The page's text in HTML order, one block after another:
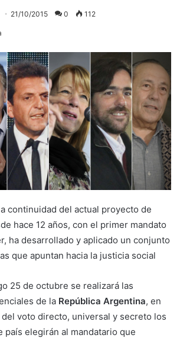
21/10/2015 0 112
continuidad del actual proyecto de
hace 12 años, con el primer mandato
ha desarrollado y aplicado un conjunto
que apuntan hacia la justicia social
25 de octubre se realizará las
de la República Argentina, en
voto directo, universal y secreto los
país elegirán al mandatario que